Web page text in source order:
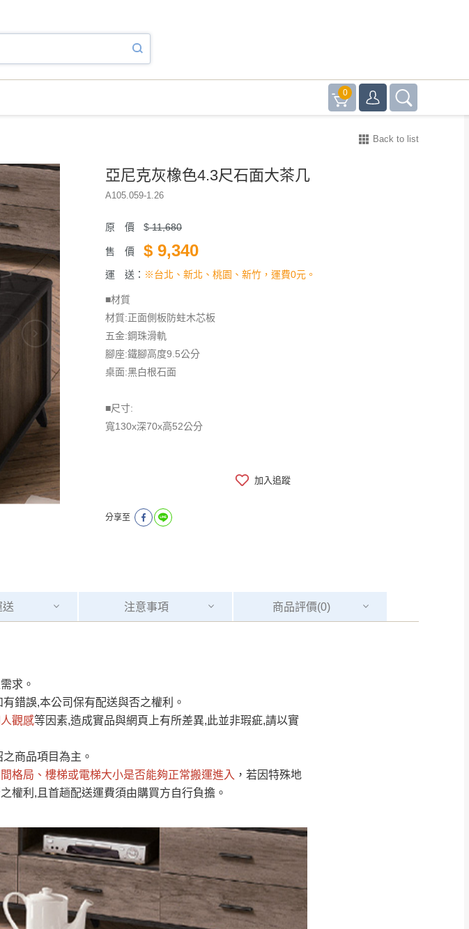
0
Back to list
亞尼克灰橡色4.3尺石面大茶几
A105.059-1.26
原 價 $11,680
售 價 $ 9,340
運 送： ※台北、新北、桃園、新竹，運費0元。
■材質
材質:正面側板防蛀木芯板
五金:鋼珠滑軌
腳座:鐵腳高度9.5公分
桌面:黑白根石面
■尺寸:
寬130x深70x高52公分
加入追蹤
分享至
送 注意事項 商品評價(0)
求。
有錯誤,本公司保有配送與否之權利。
觀感等因素,造成實品與網頁上有所差異,此並非瑕疵,請以實
商品項目為主。
格局、 樓梯或電梯大小是否能夠正常搬運進入 ，若因特殊地
權利,且首趟配送運費須由購買方自行負擔。
明
費
復興鄉
峨眉鄉、五峰鄉、橫山、北埔鄉、尖石
鄉、寶山鄉山區、新埔山區、芎林山區、
關西 玉山里
品，請於出發前來電或到「官方Line客服」來信確
絡或E-Mail通知確認訂單。
客服會再來電或E-Mail與您聯絡
法提供運送 (詳見運送規章)。
(山區、鄉、鎮、村)、樓梯太小、無法搬運上樓等因
依評論低至高排列 只顯示附上圖片